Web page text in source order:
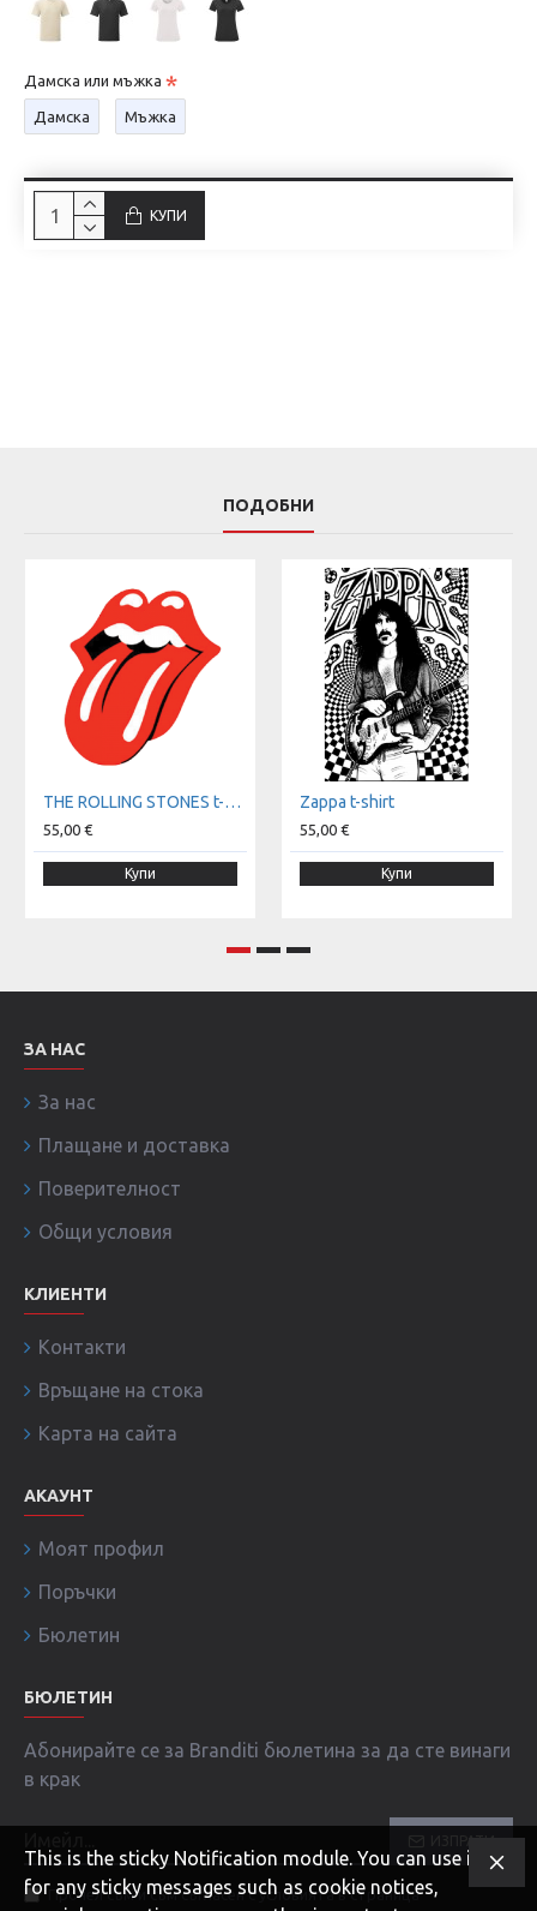
Дамска или мъжка
Дамска Мъжка
КУПИ
ПОДОБНИ
THE ROLLING STONES t-shirt
55,00 €
Купи
Zappa t-shirt
55,00 €
Купи
ЗА НАС
За нас
Плащане и доставка
Поверителност
Общи условия
КЛИЕНТИ
Контакти
Връщане на стока
Карта на сайта
АКАУНТ
Моят профил
Поръчки
Бюлетин
БЮЛЕТИН
Абонирайте се за Branditi бюлетина за да сте винаги
в крак
ИЗПРАТИ
Прочел съм и съм съгласен с условията в страница
This is the sticky Notification module. You can use it
for any sticky messages such as cookie notices,